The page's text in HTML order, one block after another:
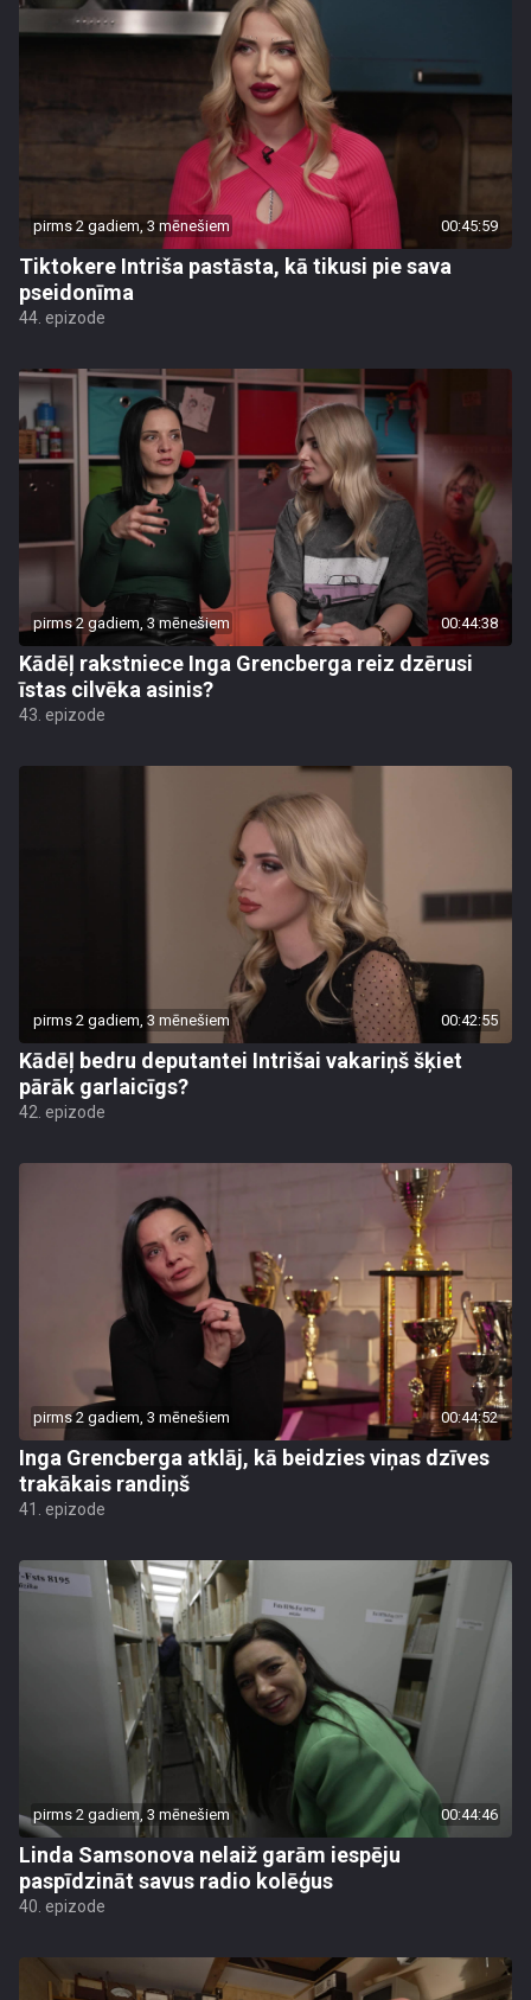
pirms 2 gadiem, 3 mēnešiem 00:45:59
Tiktokere Intriša pastāsta, kā tikusi pie sava
pseidonīma
44. epizode
pirms 2 gadiem, 3 mēnešiem 00:44:38
Kādēļ rakstniece Inga Grencberga reiz dzērusi
īstas cilvēka asinis?
43. epizode
pirms 2 gadiem, 3 mēnešiem 00:42:55
Kādēļ bedru deputantei Intrišai vakariņš šķiet
pārāk garlaicīgs?
42. epizode
pirms 2 gadiem, 3 mēnešiem 00:44:52
Inga Grencberga atklāj, kā beidzies viņas dzīves
trakākais randiņš
41. epizode
pirms 2 gadiem, 3 mēnešiem 00:44:46
Linda Samsonova nelaiž garām iespēju
paspīdzināt savus radio kolēģus
40. epizode